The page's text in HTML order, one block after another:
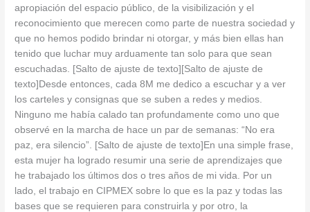
apropiación del espacio público, de la visibilización y el
reconocimiento que merecen como parte de nuestra sociedad y
que no hemos podido brindar ni otorgar, y más bien ellas han
tenido que luchar muy arduamente tan solo para que sean
escuchadas. [Salto de ajuste de texto][Salto de ajuste de
texto]Desde entonces, cada 8M me dedico a escuchar y a ver
los carteles y consignas que se suben a redes y medios.
Ninguno me había calado tan profundamente como uno que
observé en la marcha de hace un par de semanas: “No era
paz, era silencio”. [Salto de ajuste de texto]En una simple frase,
esta mujer ha logrado resumir una serie de aprendizajes que
he trabajado los últimos dos o tres años de mi vida. Por un
lado, el trabajo en CIPMEX sobre lo que es la paz y todas las
bases que se requieren para construirla y por otro, la